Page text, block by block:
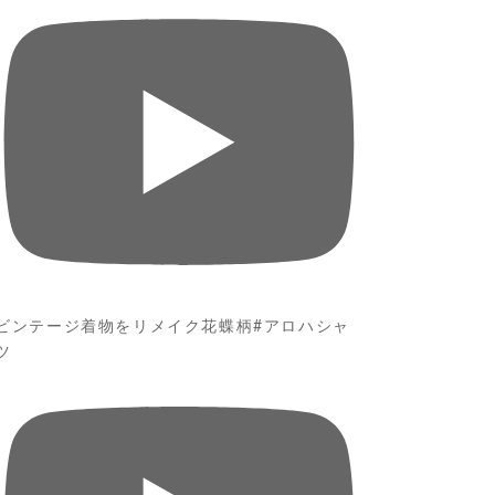
ンテージ着物をリメイク花蝶柄#アロハシャ